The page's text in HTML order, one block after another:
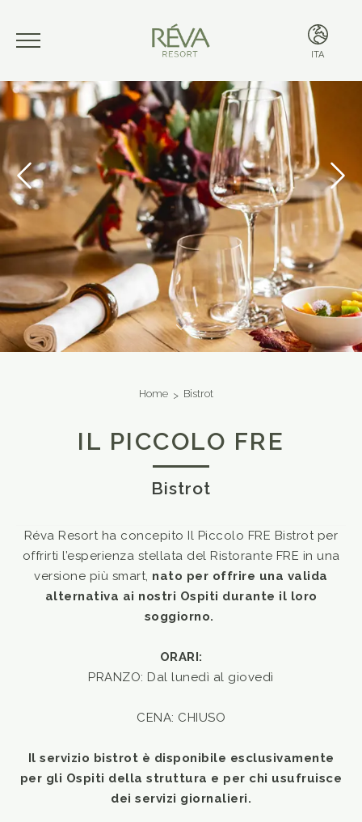
ITA
ITA
ENG
Home Bistrot
IL PICCOLO FRE
Bistrot
Réva Resort ha concepito Il Piccolo FRE Bistrot per
offrirti l’esperienza stellata del Ristorante FRE in una
versione più smart, nato per offrire una valida
alternativa ai nostri Ospiti durante il loro
soggiorno.
ORARI:
PRANZO: Dal lunedì al giovedì
CENA: CHIUSO
Il servizio bistrot è disponibile esclusivamente
per gli Ospiti della struttura e per chi usufruisce
dei servizi giornalieri.